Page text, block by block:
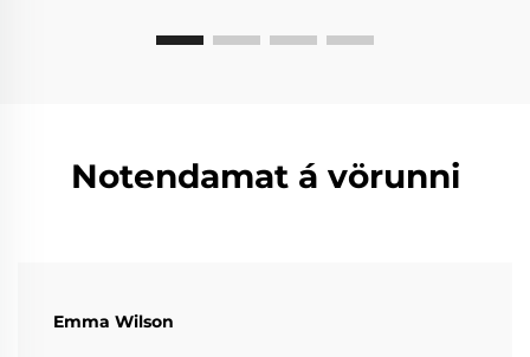
Notendamat á vörunni
Emma Wilson